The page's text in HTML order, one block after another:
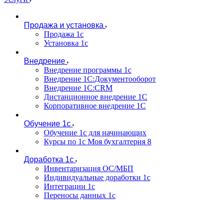
Продажа и установка
Продажа 1с
Установка 1с
Внедрение
Внедрение программы 1с
Внедрение 1С:Документооборот
Внедрение 1С:CRM
Дистанционное внедрение 1С
Корпоративное внедрение 1С
Обучение 1с
Обучение 1с для начинающих
Курсы по 1с Моя бухгалтерия 8
Доработка 1с
Инвентаризация ОС/МБП
Индивидуальные доработки 1с
Интеграции 1с
Переносы данных 1с